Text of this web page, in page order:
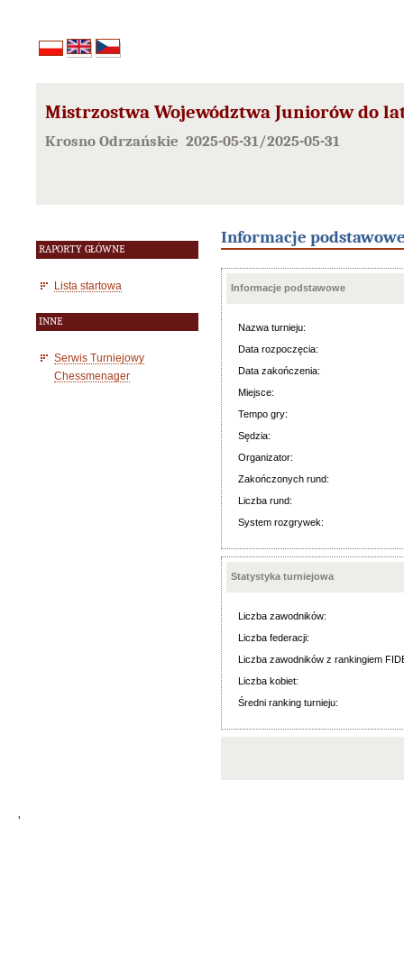
Mistrzostwa Województwa Juniorów do
Krosno Odrzańskie 2025-05-31/2025-05-31
RAPORTY GŁÓWNE
Lista startowa
INNE
Serwis Turniejowy
Chessmenager
Informacje
Informacje podstawowe
Nazwa turnieju:
Data rozpoczęcia:
Data zakończenia:
Miejsce:
Tempo gry:
Sędzia:
Organizator:
Zakończonych rund:
Liczba rund:
System rozgrywek:
Statystyka turniejowa
Liczba zawodników:
Liczba federacji:
Liczba zawodników z rankingiem
Liczba kobiet:
Średni ranking turnieju:
'